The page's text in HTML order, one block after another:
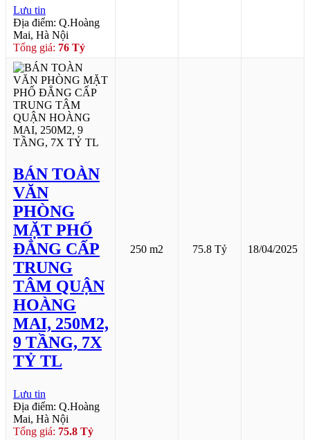
Lưu tin
Địa điểm: Q.Hoàng
Mai, Hà Nội
Tổng giá: 76 Tỷ
BÁN TOÀN
VĂN
PHÒNG
MẶT PHỐ
ĐẲNG CẤP
TRUNG
TÂM QUẬN
HOÀNG
MAI, 250M2,
9 TẦNG, 7X
TỶ TL
Lưu tin
Địa điểm: Q.Hoàng
Mai, Hà Nội
Tổng giá: 75.8 Tỷ
250 m2 75.8 Tỷ 18/04/2025